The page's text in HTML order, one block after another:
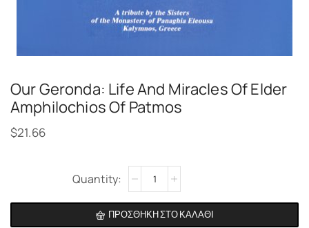
Our Geronda: Life And Miracles Of Elder
Amphilochios Of Patmos
$21.66
ΠΡΟΣΘΉΚΗ ΣΤΟ ΚΑΛΆΘΙ
Alternative: